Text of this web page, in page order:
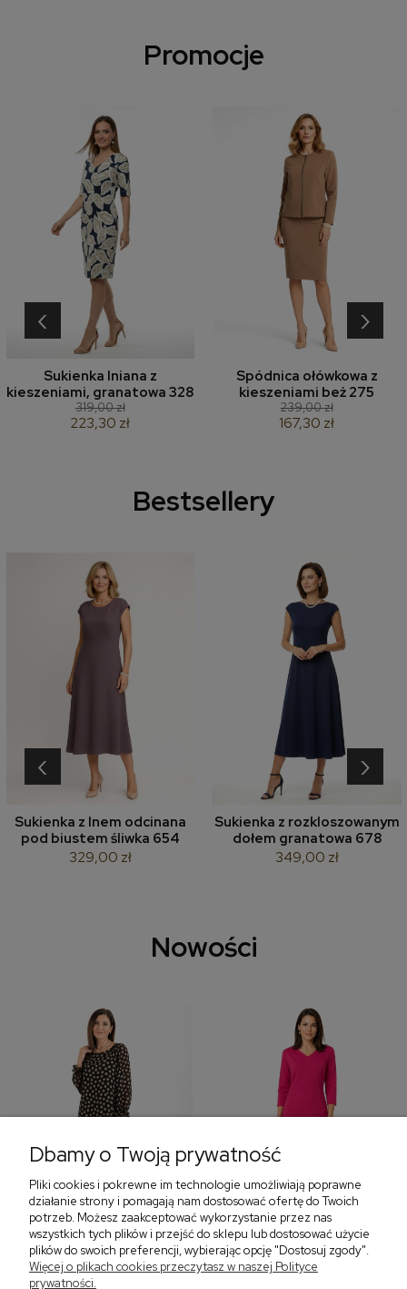
Promocje
Sukienka lniana z
kieszeniami, granatowa 328
319,00 zł
223,30 zł
Spódnica ołówkowa z
kieszeniami beż 275
239,00 zł
167,30 zł
‹ ›
Bestsellery
Sukienka z lnem odcinana
pod biustem śliwka 654
329,00 zł
Sukienka z rozkloszowanym
dołem granatowa 678
349,00 zł
‹ ›
Nowości
Sukienka z falbaną i
bufiastym rękawem w
Sukienka z dekoltem w
‹
Dbamy o Twoją prywatność
Pliki cookies i pokrewne im technologie umożliwiają poprawne
działanie strony i pomagają nam dostosować ofertę do Twoich
potrzeb. Możesz zaakceptować wykorzystanie przez nas
wszystkich tych plików i przejść do sklepu lub dostosować użycie
plików do swoich preferencji, wybierając opcję "Dostosuj zgody".
Więcej o plikach cookies przeczytasz w naszej Polityce
prywatności.